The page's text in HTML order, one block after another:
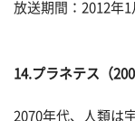
放送期間：2012年1
14.プラネテス（
2070年代、人類は